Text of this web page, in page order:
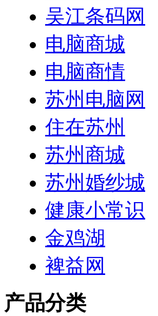
吴江条码网
电脑商城
电脑商情
苏州电脑网
住在苏州
苏州商城
苏州婚纱城
健康小常识
金鸡湖
裨益网
产品分类